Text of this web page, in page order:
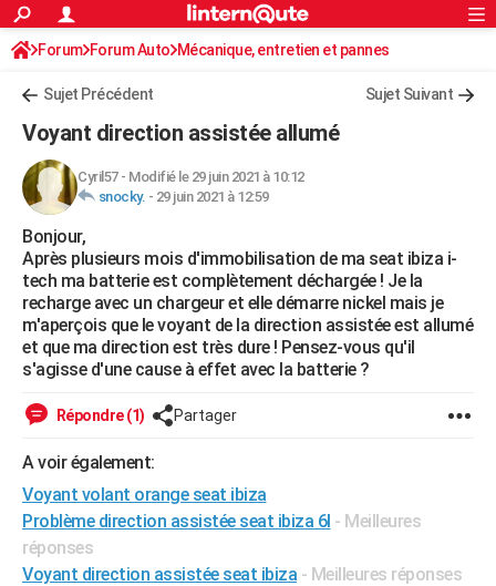
ACTUALITÉS
Politique
Société
Faits Divers
Education
Monde
Villes
+
FINANCE
Retraite
Impôts
Epargne
Immobilier
Risques naturels par ville
Banque
Assurance
Crédit
AUTO
Essais
Réserver un essai
Citadines
Berlines
SUV
Forum auto
+HIGH-TECH
Mobiles
Meilleur smartphone
Internet
Ordinateurs
Jeux vidéo
Guide high-tech
+BRICOLAGE
Forum
Aménagement intérieur
Extérieur
Cuisine
Salle de bains
Jardinage
Rangement
WEEK-END
Guides de France
Escapades
Patrimoine
Expositions
Musées
Week-end nature
Art de vivre
Bien-être
Loisirs
Mode
Modes de vie
Alimentation
Guide de la santé
Maladies
Médicaments
Sommeil
Destinations
City break
Voyage nature
Voyage de noces
Forum
Climat
+PHOTO
GUIDES D'ACHAT
Rechercher
S'inscrire
Connexion
Forum Forum Auto Mécanique, entretien et pannes
Sujet Précédent Sujet Suivant
Voyant direction assistée allumé
Cyril57- Modifié le 29 juin 2021 à 10:12
snocky. - 29 juin 2021 à 12:59
Bonjour,
Après plusieurs mois d'immobilisation de ma seat ibiza i-
tech ma batterie est complètement déchargée ! Je la
recharge avec un chargeur et elle démarre nickel mais je
m'aperçois que le voyant de la direction assistée est allumé
et que ma direction est très dure ! Pensez-vous qu'il
s'agisse d'une cause à effet avec la batterie ?
Répondre (1) Partager
A voir également:
Voyant volant orange seat ibiza
Problème direction assistée seat ibiza 6l - Meilleures
réponses
Voyant direction assistée seat ibiza - Meilleures réponses